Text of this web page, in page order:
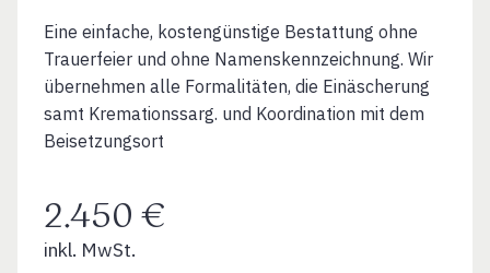
Eine einfache, kostengünstige Bestattung ohne
Trauerfeier und ohne Namenskennzeichnung. Wir
übernehmen alle Formalitäten, die Einäscherung
samt Kremationssarg. und Koordination mit dem
Beisetzungsort
2.450 €
inkl. MwSt.